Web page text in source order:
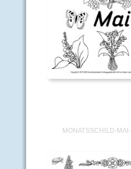
MONATSSCHILD-